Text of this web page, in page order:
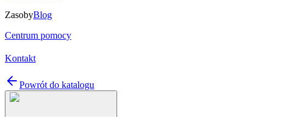
ZasobyBlog
Centrum pomocy
Kontakt
Powrót do katalogu